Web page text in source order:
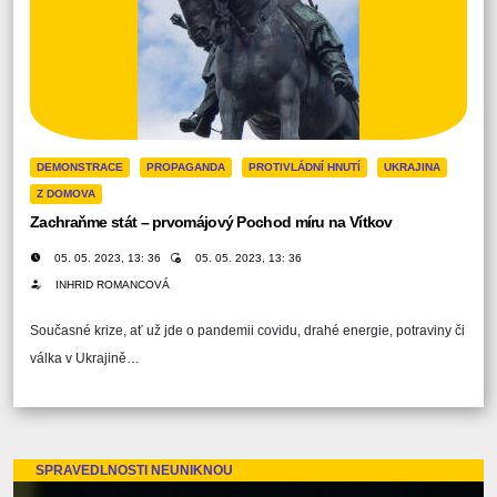
DEMONSTRACE PROPAGANDA PROTIVLÁDNÍ HNUTÍ UKRAJINA
Z DOMOVA
Zachraňme stát – prvomájový Pochod míru na Vítkov
05. 05. 2023, 13: 36 05. 05. 2023, 13: 36
INHRID ROMANCOVÁ
Současné krize, ať už jde o pandemii covidu, drahé energie, potraviny či
válka v Ukrajině…
SPRAVEDLNOSTI NEUNIKNOU